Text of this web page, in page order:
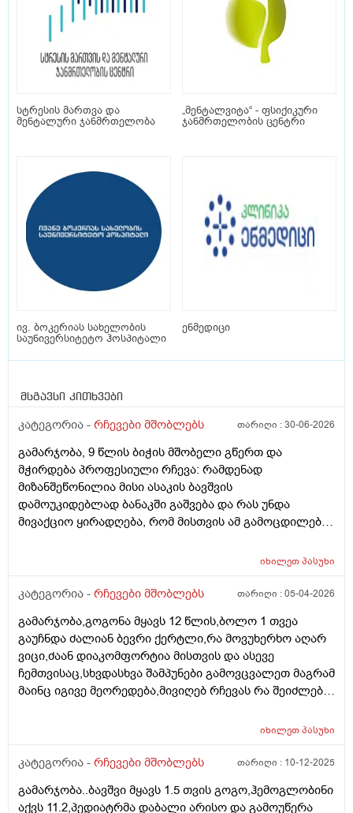
სტრესის მართვა და
მენტალური ჯანმრთელობა
„მენტალვიტა“ - ფსიქიკური
ჯანმრთელობის ცენტრი
ივ. ბოკერიას სახელობის
საუნივერსიტეტო ჰოსპიტალი
ენმედიცი
მსგავსი კითხვები
კატეგორია - რჩევები მშობლებს თარიღი :30-06-2026
გამარჯობა, 9 წლის ბიჭის მშობელი გწერთ და
მჭირდება პროფესიული რჩევა: რამდენად
მიზანშეწონილია მისი ასაკის ბავშვის
დამოუკიდებლად ბანაკში გაშვება და რას უნდა
მივაქციო ყირადღება, რომ მისთვის ამ გამოცდილებამ
თუმცა ცოტა ეშინია, რომ მშობლების გარეშე,
გარეშე არსად ყოფილა და ამიტომ ძალიან მიჭირს
მადლობა გამოხმაურებისთვის. პ.ს. ბავშვი არ აქვს
კომუნიკაციის პრობლემა, თუმცა ცოტა მორიდებულია
და არ არის დამოუკიდებლობას მიჩვეული.
იხილეთპასუხი
კატეგორია - რჩევები მშობლებს თარიღი :05-04-2026
გამარჯობა,გოგონა მყავს 12 წლის,ბოლო 1 თვეა
გაუჩნდა ძალიან ბევრი ქერტლი,რა მოვუხერხო აღარ
ვიცი,ძაან დიაკომფორტია მისთვის და ასევე
ჩემთვისაც,სხვდასხვა შამპუნები გამოვცვალეთ მაგრამ
მაინც იგივე მეორედება,მივიღებ რჩევას რა შეიძლება
იხილეთპასუხი
კატეგორია - რჩევები მშობლებს თარიღი : 10-12-2025
გამარჯობა..ბავშვი მყავს 1.5 თვის გოგო,ჰემოგლობინი
აქვს 11.2,პედიატრმა დაბალი არისო და გამოუწერა